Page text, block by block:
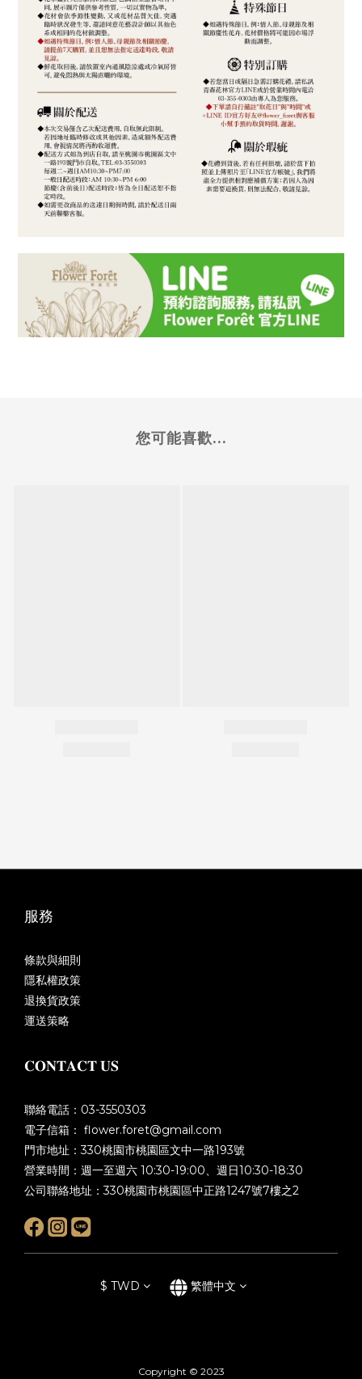
您可能喜歡...
服務
條款與細則
隱私權政策
退換貨政策
運送策略
𝐂𝐎𝐍𝐓𝐀𝐂𝐓 𝐔𝐒
聯絡電話：03-3550303
電子信箱： flower.foret@gmail.com
門市地址：330桃園市桃園區文中一路193號
營業時間：週一至週六 10:30-19:00、週日10:30-18:30
公司聯絡地址：330桃園市桃園區中正路1247號7樓之2
$ TWD 繁體中文
Copyright © 2023